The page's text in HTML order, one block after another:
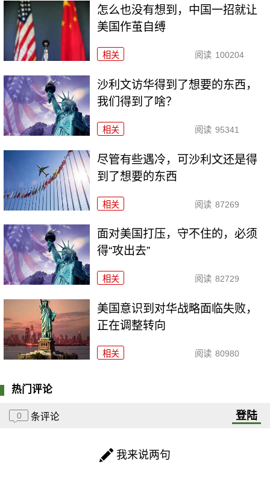
怎么也没有想到，中国一招就让
美国作茧自缚
相关 阅读 100204
沙利文访华得到了想要的东西，
我们得到了啥？
相关 阅读 95341
尽管有些遇冷，可沙利文还是得
到了想要的东西
相关 阅读 87269
面对美国打压，守不住的，必须
得“攻出去”
相关 阅读 82729
美国意识到对华战略面临失败，
正在调整转向
相关 阅读 80980
热门评论
0 条评论 登陆
我来说两句